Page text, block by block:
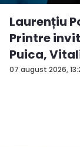
07 august 2026,
Laurențiu
Printre
Puica,
P...